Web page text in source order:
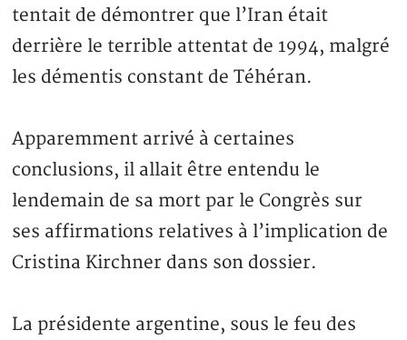
tentait de démontrer que l’Iran était
derrière le terrible attentat de 1994, malgré
les démentis constant de Téhéran.
Apparemment arrivé à certaines
conclusions, il allait être entendu le
lendemain de sa mort par le Congrès sur
ses affirmations relatives à l’implication de
Cristina Kirchner dans son dossier.
La présidente argentine, sous le feu des